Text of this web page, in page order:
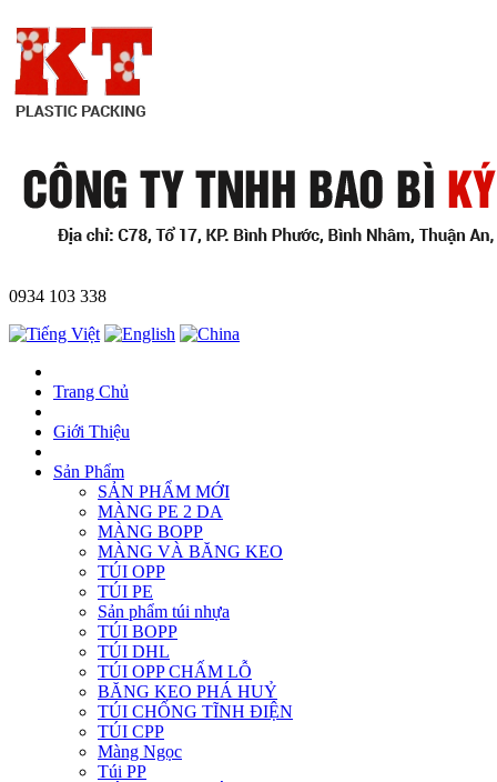
0934 103 338
Trang Chủ
Giới Thiệu
Sản Phẩm
SẢN PHẨM MỚI
MÀNG PE 2 DA
MÀNG BOPP
MÀNG VÀ BĂNG KEO
TÚI OPP
TÚI PE
Sản phẩm túi nhựa
TÚI BOPP
TÚI DHL
TÚI OPP CHẤM LỖ
BĂNG KEO PHÁ HUỶ
TÚI CHỐNG TĨNH ĐIỆN
TÚI CPP
Màng Ngọc
Túi PP